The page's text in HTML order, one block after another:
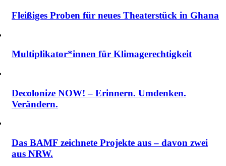
Fleißiges Proben für neues Theaterstück in Ghana
Multiplikator*innen für Klimagerechtigkeit
Decolonize NOW! – Erinnern. Umdenken.
Verändern.
Das BAMF zeichnete Projekte aus – davon zwei
aus NRW.